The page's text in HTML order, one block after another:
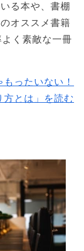
る本や、書棚
オススメ書籍
く素敵な一冊
ったいない！
方とは」を読む